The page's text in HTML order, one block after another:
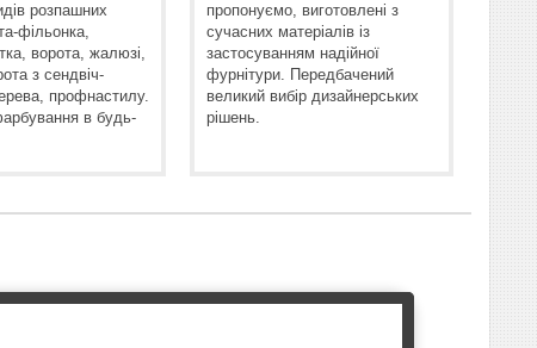
розпашних
фільонка,
ворота, жалюзі,
з сендвіч-
профнастилу.
в будь-
пропонуємо, виготовлені з
сучасних матеріалів із
застосуванням надійної
фурнітури. Передбачений
великий вибір дизайнерських
рішень.